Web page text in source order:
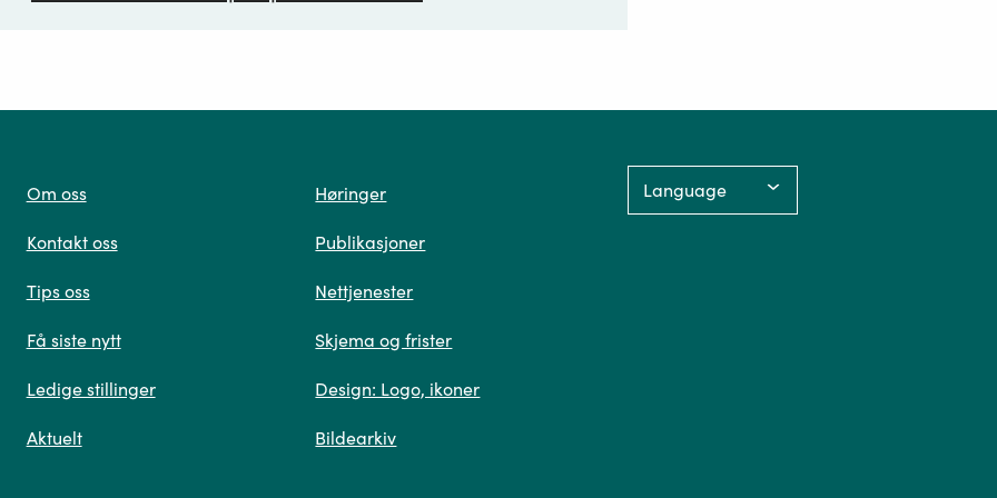
oss
deg vår mest relevante informasjon.
Om oss
Kontakt oss
Tips oss
Få siste nytt
Ledige stillinger
Aktuelt
Høringer
Publikasjoner
Nettjenester
Skjema og frister
Design: Logo, ikoner
Bildearkiv